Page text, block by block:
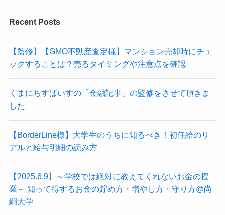
Recent Posts
【監修】【GMO不動産査定様】マンション売却時にチェ
ックすることは？売るタイミングや注意点を確認
くまにちすぱいすの「金融記事」の監修をさせて頂きま
した
【BorderLine様】大学生のうちに知るべき！初任給のリ
アルと給与明細の読み方
【2025.6.9】～学校では絶対に教えてくれないお金の授
業～ 知って得するお金の貯め方・増やし方・守り方@尚
絅大学